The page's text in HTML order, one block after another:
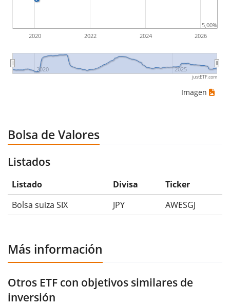
2020 2022 2024 2026
2020 2025
5,00%
justETF.com
Imagen
Bolsa de Valores
Listados
Listado Divisa
Ticker
Bolsa suiza SIX
JPY AWESGJ
Más información
Otros ETF con objetivos similares de
inversión